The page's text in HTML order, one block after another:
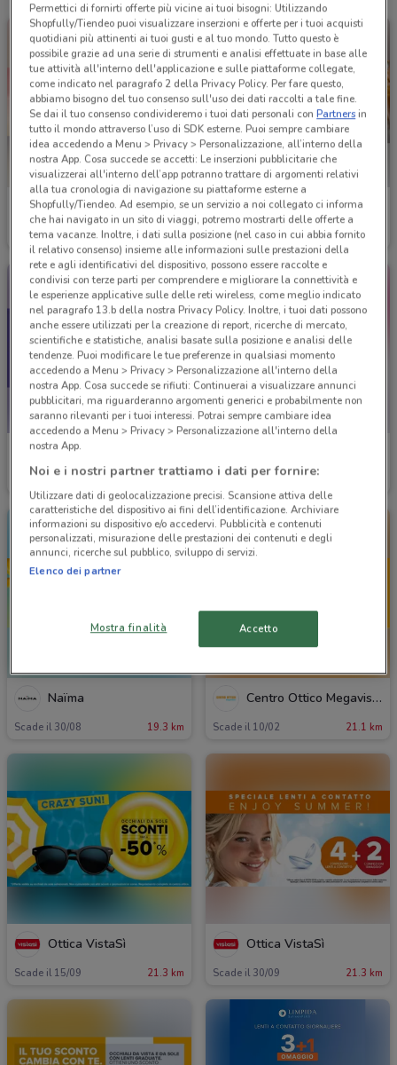
YourGoodSkin
Scade il 18/08 12.3 km
GrandVision
Scade il 31/12 12.8 km
Ottica Claro
Scade il 08/09
Naïma
Scade il 30/08 19.3 km
Centro Ottico Megavision
Scade il 10/02 21.1 km
Ottica VistaSì
Scade il 15/09 21.3 km
Ottica VistaSì
Scade il 30/09 21.3 km
Permettici di fornirti offerte più vicine ai tuoi bisogni: Utilizzando
Shopfully/Tiendeo puoi visualizzare inserzioni e offerte per i tuoi acquisti
quotidiani più attinenti ai tuoi gusti e al tuo mondo. Tutto questo è
possibile grazie ad una serie di strumenti e analisi effettuate in base alle
tue attività all'interno dell'applicazione e sulle piattaforme collegate,
come indicato nel paragrafo 2 della Privacy Policy. Per fare questo,
abbiamo bisogno del tuo consenso sull'uso dei dati raccolti a tale fine.
Se dai il tuo consenso condivideremo i tuoi dati personali conPartnersin
tutto il mondo attraverso l’uso di SDK esterne. Puoi sempre cambiare
idea accedendo a Menu > Privacy > Personalizzazione, all’interno della
nostra App. Cosa succede se accetti: Le inserzioni pubblicitarie che
visualizzerai all'interno dell’app potranno trattare di argomenti relativi
alla tua cronologia di navigazione su piattaforme esterne a
Shopfully/Tiendeo. Ad esempio, se un servizio a noi collegato ci informa
che hai navigato in un sito di viaggi, potremo mostrarti delle offerte a
tema vacanze. Inoltre, i dati sulla posizione (nel caso in cui abbia fornito
il relativo consenso) insieme alle informazioni sulle prestazioni della
rete e agli identificativi del dispositivo, possono essere raccolte e
condivisi con terze parti per comprendere e migliorare la connettività e
le esperienze applicative sulle delle reti wireless, come meglio indicato
nel paragrafo 13.b della nostra Privacy Policy. Inoltre, i tuoi dati possono
anche essere utilizzati per la creazione di report, ricerche di mercato,
scientifiche e statistiche, analisi basate sulla posizione e analisi delle
tendenze. Puoi modificare le tue preferenze in qualsiasi momento
accedendo a Menu > Privacy > Personalizzazione all'interno della
nostra App. Cosa succede se rifiuti: Continuerai a visualizzare annunci
pubblicitari, ma riguarderanno argomenti generici e probabilmente non
saranno rilevanti per i tuoi interessi. Potrai sempre cambiare idea
accedendo a Menu > Privacy > Personalizzazione all'interno della
nostra App.
Noi e i nostri partner trattiamo i dati per fornire:
Utilizzare dati di geolocalizzazione precisi. Scansione attiva delle
caratteristiche del dispositivo ai fini dell’identificazione. Archiviare
informazioni su dispositivo e/o accedervi. Pubblicità e contenuti
personalizzati, misurazione delle prestazioni dei contenuti e degli
annunci, ricerche sul pubblico, sviluppo di servizi.
Elenco dei partner
Mostra finalità Accetto